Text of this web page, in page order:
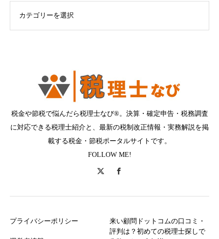
税金や節税で悩んだら税理士なび®。決算・確定申告・税務調査
に対応できる税理士紹介と、最新の税制改正情報・実務解説を掲
載する税金・節税ポータルサイトです。
FOLLOW ME!
プライバシーポリシー
来い顧問ドットコムの口コミ・
評判は？初めての税理士探しで